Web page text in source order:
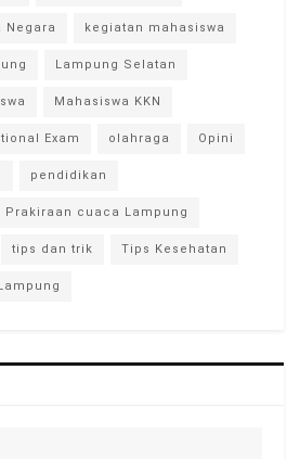
Negara kegiatan mahasiswa
Lampung Selatan
Mahasiswa KKN
Exam olahraga Opini
pendidikan
Prakiraan cuaca Lampung
tips dan trik Tips Kesehatan